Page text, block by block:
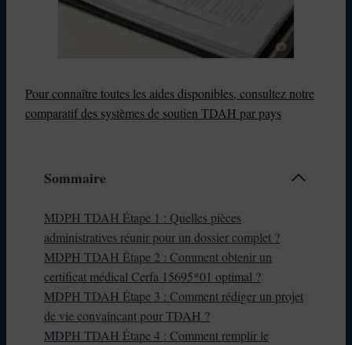
Pour connaître toutes les aides disponibles, consultez notre
comparatif des systèmes de soutien TDAH par pays
Sommaire
MDPH TDAH Étape 1 : Quelles pièces
administratives réunir pour un dossier complet ?
MDPH TDAH Étape 2 : Comment obtenir un
certificat médical Cerfa 15695*01 optimal ?
MDPH TDAH Étape 3 : Comment rédiger un projet
de vie convaincant pour TDAH ?
MDPH TDAH Étape 4 : Comment remplir le